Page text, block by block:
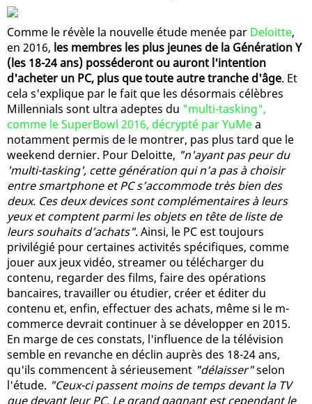
Comme le révèle la nouvelle étude menée par Deloitte,
en 2016, les membres les plus jeunes de la Génération Y
(les 18-24 ans) posséderont ou auront l'intention
d'acheter un PC, plus que toute autre tranche d'âge. Et
cela s'explique par le fait que les désormais célèbres
Millennials sont ultra adeptes du "multi-tasking",
comme le SuperBowl 2016, décrypté par YuMea
notamment permis de le montrer, pas plus tard que le
weekend dernier. Pour Deloitte, "n'ayant pas peur du
'multi-tasking', cette génération qui n’a pas à choisir
entre smartphone et PC s’accommode très bien des
deux. Ces deux devices sont complémentaires à leurs
yeux et comptent parmi les objets en tête de liste de
leurs souhaits d’achats". Ainsi, le PC est toujours
privilégié pour certaines activités spécifiques, comme
jouer aux jeux vidéo, streamer ou télécharger du
contenu, regarder des films, faire des opérations
bancaires, travailler ou étudier, créer et éditer du
contenu et, enfin, effectuer des achats, même si le m-
commerce devrait continuer à se développer en 2015.
En marge de ces constats, l'influence de la télévision
semble en revanche en déclin auprès des 18-24 ans,
qu'ils commencent à sérieusement "délaisser"selon
l'étude. "Ceux-ci passent moins de temps devant la TV
que devant leur PC. Le grand gagnant est cependant le